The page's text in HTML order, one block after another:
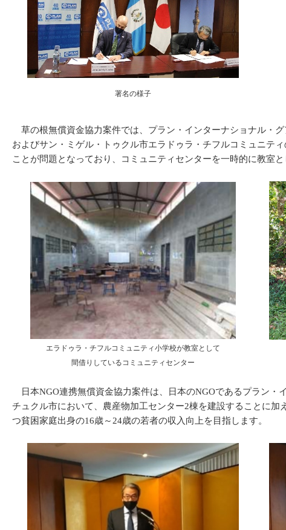
署名の様子
草の根無償資金協力案件では、プラン・インターナショナル・
およびサン・ミゲル・トゥクル市エラドゥラ・チフルコミュニテ
ことが問題となっており、コミュニティセンターを一時的に教室
エラドゥラ・チフルコミュニティ小学校が教室として
間借りしているコミュニティセンター
日本NGO連携無償資金協力案件は、日本のNGOであるプラン・
チュクル市において、農産物加工センター2棟を建設することに
つ貧困家庭出身の16歳～24歳の若者の収入向上を目指します。